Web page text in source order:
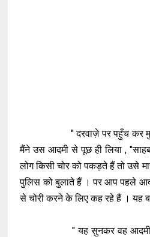
" दरवाज़े पर पहुँच कर मुझसे
मैंने उस आदमी से पूछ ही लिया ,
लोग किसी चोर को पकड़ते हैं तो उसे
पुलिस को बुलाते हैं । पर आप पहले
से चोरी करने के लिए कह रहे हैं । यह
" यह सुनकर वह आदमी